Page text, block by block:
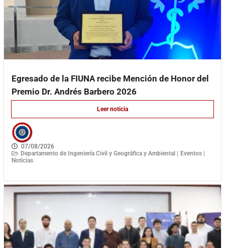
Egresado de la FIUNA recibe Mención de Honor del
Premio Dr. Andrés Barbero 2026
Leer noticia
07/08/2026
Departamento de Ingeniería Civil y Geográfica y Ambiental |
Eventos |
Noticias